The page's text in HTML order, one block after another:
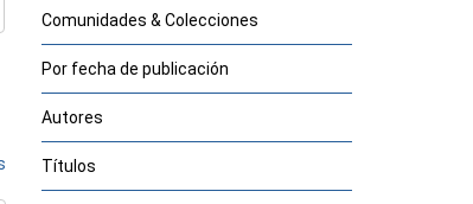
Comunidades & Colecciones
Por fecha de publicación
Autores
Títulos